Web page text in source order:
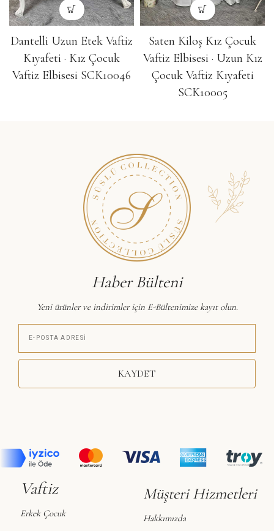
Dantelli Uzun Etek Vaftiz
Kıyafeti · Kız Çocuk
Vaftiz Elbisesi SCK10046
Saten Kiloş Kız Çocuk
Vaftiz Elbisesi · Uzun Kız
Çocuk Vaftiz Kıyafeti
SCK10005
Haber Bülteni
Yeni ürünler ve indirimler için E-Bültenimize kayıt olun.
KAYDET
Vaftiz
Erkek Çocuk
Müşteri Hizmetleri
Hakkımızda